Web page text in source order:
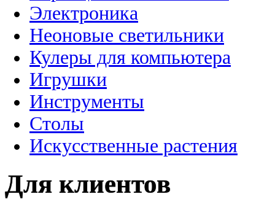
Электроника
Неоновые светильники
Кулеры для компьютера
Игрушки
Инструменты
Столы
Искусственные растения
Для клиентов